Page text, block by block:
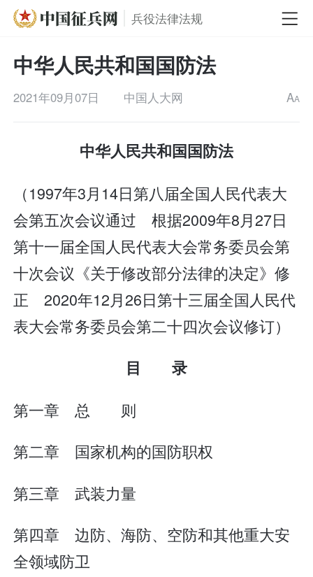
兵役法律法规
中华人民共和国国防法
2021年09月07日 中国人大网 AA
中华人民共和国国防法
（1997年3月14日第八届全国人民代表大
会第五次会议通过 根据2009年8月27日
第十一届全国人民代表大会常务委员会第
十次会议《关于修改部分法律的决定》修
正 2020年12月26日第十三届全国人民代
表大会常务委员会第二十四次会议修订）
目 录
第一章 总 则
第二章 国家机构的国防职权
第三章 武装力量
第四章 边防、海防、空防和其他重大安
全领域防卫